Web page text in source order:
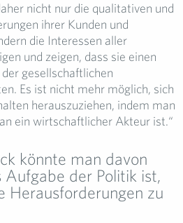
nicht nur die qualitativen und
ihrer Kunden und
die Interessen aller
und zeigen, dass sie einen
gesellschaftlichen
Es ist nicht mehr möglich, sich
herauszuziehen, indem man
ein wirtschaftlicher Akteur ist.“
könnte man davon
Aufgabe der Politik ist,
Herausforderungen zu